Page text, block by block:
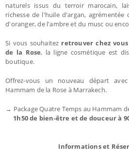
naturels issus du terroir marocain,
richesse de l'huile d'argan,
d'oranger, de l'ambre et du musc ou
Si vous souhaitez retrouver chez
de la Rose, la ligne cosmétique est
boutique.
Offrez-vous un nouveau départ
Hammam de la Rose à Marrakech.
→ Package Quatre Temps au Hammam
1h50 de bien-être et de douceur à
Informations et